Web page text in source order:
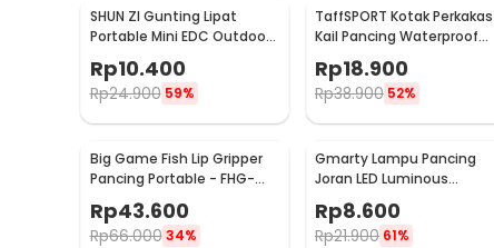
SHUN ZI Gunting Lipat
Portable Mini EDC Outdoor
08
Rp10.400
Rp24.900 59%
TaffSPORT Kotak Perkakas
Kail Pancing Waterproof
Tackle Box 12 Grid - MCC01
Rp18.900
Rp38.900 52%
Big Game Fish Lip Gripper
Pancing Portable - FHG-
Rp43.600
Rp66.000 34%
Gmarty Lampu Pancing
Joran LED Luminous
Waterproof 10 PCS - Q0142
Rp8.600
Rp21.900 61%